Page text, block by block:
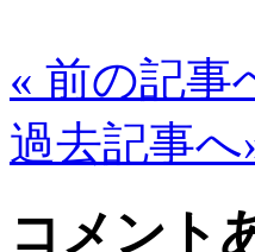
« 前の記事
過去記事へ
コメント